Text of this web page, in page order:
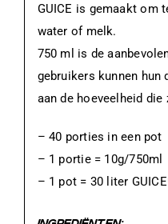
GUICE is gemaakt om
water of melk.
750 ml is de
gebruikers kunnen
aan de hoeveelheid die
– 40 porties in een pot
– 1 portie = 10g/750ml
– 1 pot = 30 liter